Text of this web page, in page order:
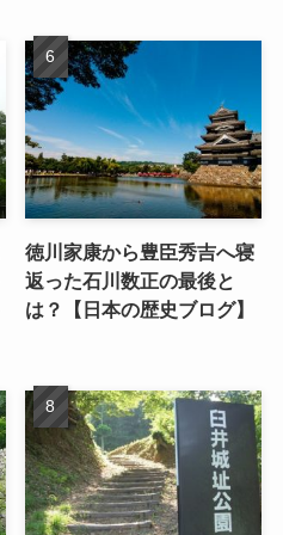
徳川家康から豊臣秀吉へ寝
返った石川数正の最後と
は？【日本の歴史ブログ】